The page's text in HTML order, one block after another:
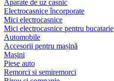
Aparate de uz casnic
Electrocasnice încorporate
Mici electrocasnice
Mici electrocasnice pentru bucatarie
Automobile
Accesorii pentru mașină
Mașini
Piese auto
Remorci si semiremorci